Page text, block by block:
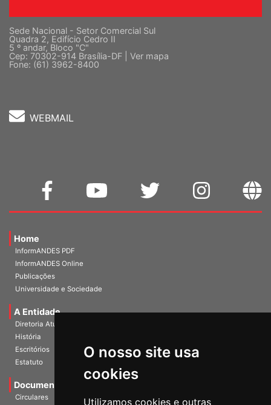
O nosso site usa
cookies
Utilizamos cookies e outras
Sede Nacional - Setor Comercial Sul
Quadra 2, Edifício Cedro II
5 º andar, Bloco "C"
Cep: 70302-914 Brasília-DF | Ver mapa
Fone: (61) 3962-8400
WEBMAIL
Home
InformANDES PDF
InformANDES Online
Publicações
Universidade e Sociedade
A Entidade
Diretoria Atual
História
Escritórios
Estatuto
Documentos
Circulares